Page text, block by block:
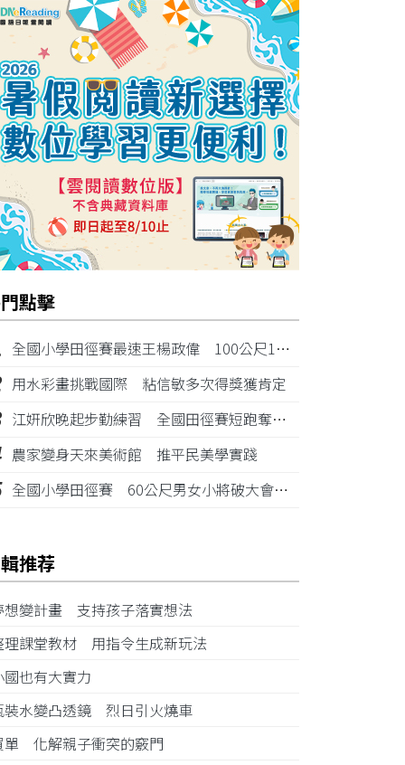
點擊
全國小學田徑賽最速王楊政偉 100公尺11秒87奪金
用水彩畫挑戰國際 粘信敏多次得獎獲肯定
江姸欣晚起步勤練習 全國田徑賽短跑奪金摘銅
農家變身天來美術館 推平民美學實踐
全國小學田徑賽 60公尺男女小將破大會紀錄
推荐
想變計畫 支持孩子落實想法
理課堂教材 用指令生成新玩法
國也有大實力
裝水變凸透鏡 烈日引火燒車
單 化解親子衝突的竅門